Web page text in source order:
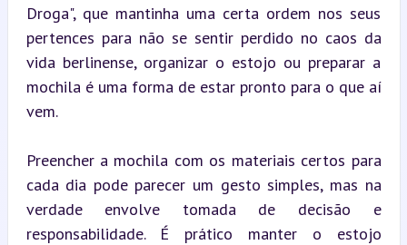
Droga", que mantinha uma certa ordem nos seus
pertences para não se sentir perdido no caos da
vida berlinense, organizar o estojo ou preparar a
mochila é uma forma de estar pronto para o que aí
vem.
Preencher a mochila com os materiais certos para
cada dia pode parecer um gesto simples, mas na
verdade envolve tomada de decisão e
responsabilidade. É prático manter o estojo